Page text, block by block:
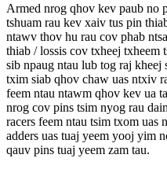
Armed nrog qhov kev paub no
tshuam rau kev xaiv tus pin
ntawv thov hu rau cov phab
thiab / lossis cov txheej
sib npaug ntau lub tog raj
txim siab qhov chaw uas ntxiv
feem ntau ntawm qhov kev ua
nrog cov pins tsim nyog rau
racers feem ntau tsim txom
adders uas tuaj yeem yooj yim
qauv pins tuaj yeem zam tau.